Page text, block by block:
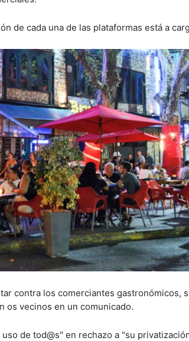
de cada una de las plataformas está a
contra los comerciantes gastronómicos,
os vecinos en un comunicado.
de tod@s" en rechazo a "su